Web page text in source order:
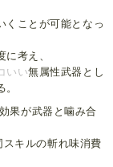
くことが可能となっ
考え、
いい無属性武器とし
果が武器と噛み合
キルの斬れ味消費